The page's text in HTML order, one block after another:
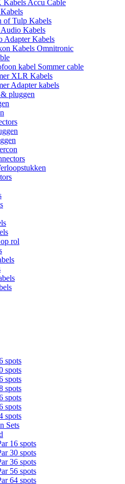
Accu Cable
of Tulp Kabels
Kabels
Adapter Kabels
Kabels Omnitronic
kabel Sommer cable
XLR Kabels
Adapter kabels
pluggen
rol
spots
spots
spots
spots
spots
spots
spots
Sets
16 spots
30 spots
36 spots
56 spots
64 spots